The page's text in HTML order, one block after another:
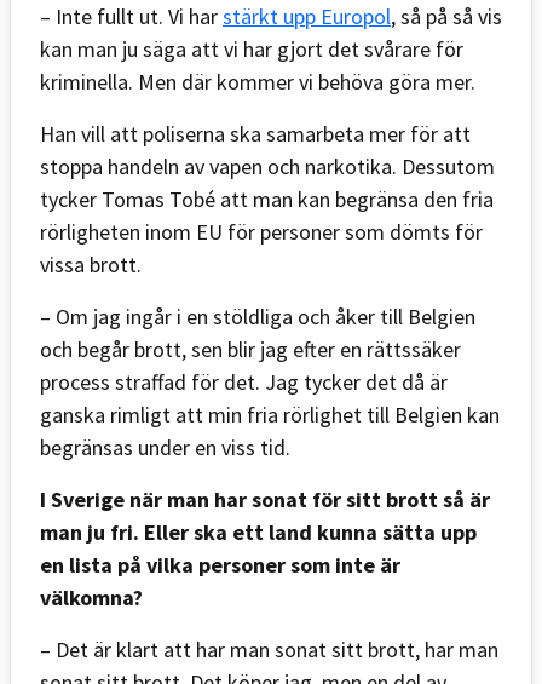
– Inte fullt ut. Vi harstärkt upp Europol, så på så vis
kan man ju säga att vi har gjort det svårare för
kriminella. Men där kommer vi behöva göra mer.
Han vill att poliserna ska samarbeta mer för att
stoppa handeln av vapen och narkotika. Dessutom
tycker Tomas Tobé att man kan begränsa den fria
rörligheten inom EU för personer som dömts för
vissa brott.
– Om jag ingår i en stöldliga och åker till Belgien
och begår brott, sen blir jag efter en rättssäker
process straffad för det. Jag tycker det då är
ganska rimligt att min fria rörlighet till Belgien kan
begränsas under en viss tid.
I Sverige när man har sonat för sitt brott så är
man ju fri. Eller ska ett land kunna sätta upp
en lista på vilka personer som inte är
välkomna?
– Det är klart att har man sonat sitt brott, har man